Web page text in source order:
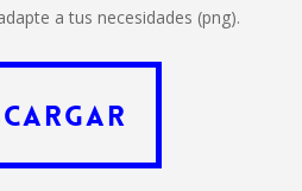
a tus necesidades (png).